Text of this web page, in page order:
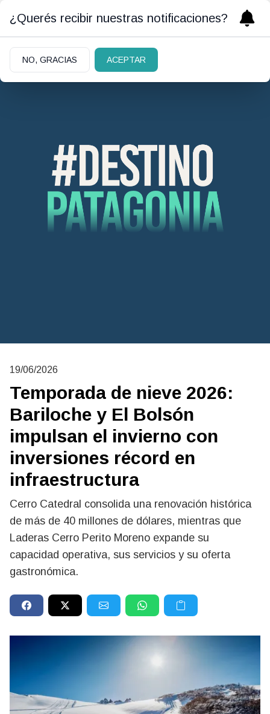
19/06/2026
Temporada de nieve 2026:
Bariloche y El Bolsón
impulsan el invierno con
inversiones récord en
infraestructura
Cerro Catedral consolida una renovación histórica
de más de 40 millones de dólares, mientras que
Laderas Cerro Perito Moreno expande su
capacidad operativa, sus servicios y su oferta
gastronómica.
¿Querés recibir nuestras notificaciones?
NO, GRACIAS ACEPTAR